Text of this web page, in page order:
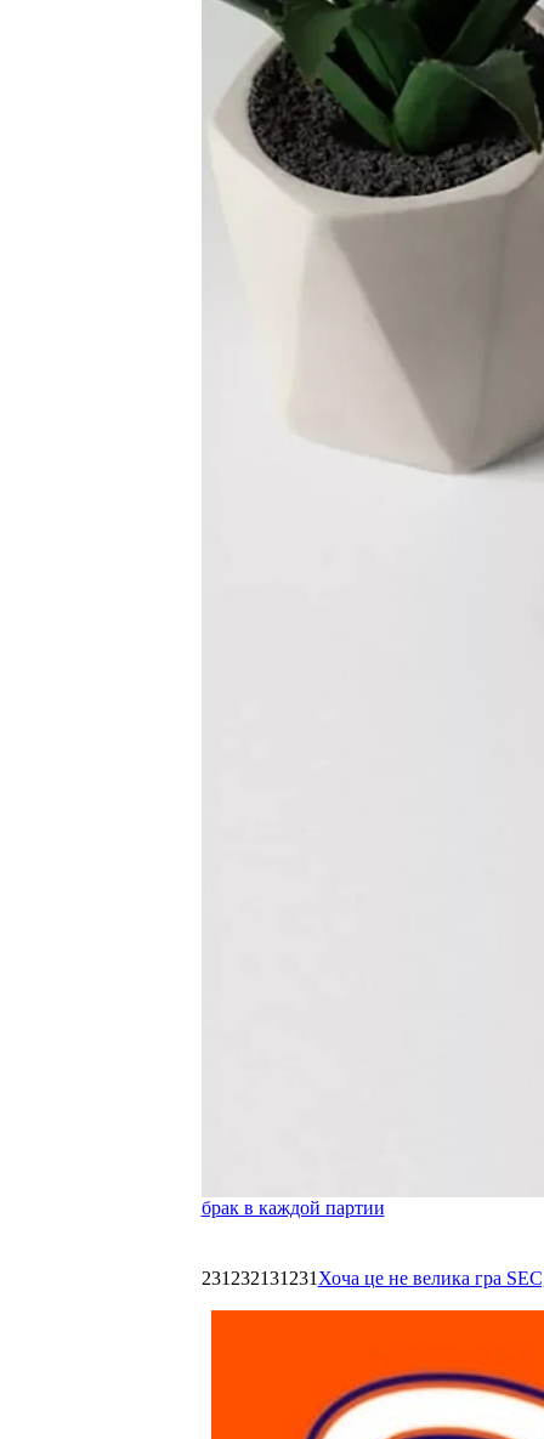
брак в каждой партии
231232131231 Хоча це не велика гра